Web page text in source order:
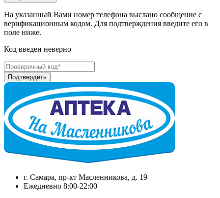
На указанный Вами номер телефона выслано сообщение с
верификационным кодом. Для подтверждения введите его в
поле ниже.
Код введен неверно
г. Самара, пр-кт Масленникова, д. 19
Ежедневно 8:00-22:00